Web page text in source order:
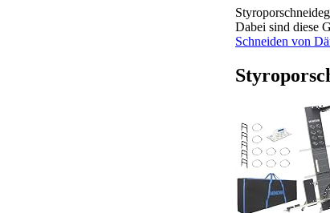
Dabei sind diese
Schneiden von